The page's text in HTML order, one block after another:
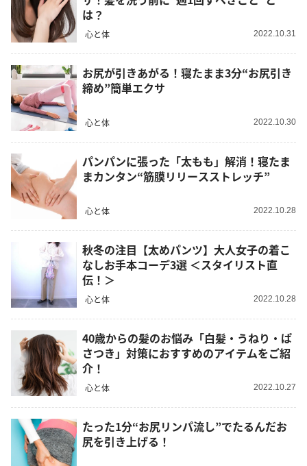
は？
心と体 2022.10.31
お尻が引きあがる！寝たまま3分“お尻引き
締め”簡単エクサ
心と体 2022.10.30
パンパンに張った「太もも」解消！寝たま
まカンタン“筋膜リリースストレッチ”
心と体 2022.10.28
秋冬の注目【太めパンツ】大人女子の着こ
なしお手本コーデ3選 ＜スタイリスト直
伝！＞
心と体 2022.10.28
40歳からの髪のお悩み「白髪・うねり・ぱ
さつき」対策におすすめのアイテムをご紹
介！
心と体 2022.10.27
たった1分“お尻リンパ流し”でたるんだお
尻を引き上げる！